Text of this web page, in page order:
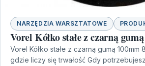
NARZĘDZIA WARSZTATOWE
Vorel Kółko stałe z czarną
Vorel Kółko stałe z czarną gumą
gdzie liczy się trwałość Gdy